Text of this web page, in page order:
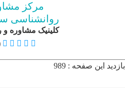
You
مرکز
روانشناسی
کلینیک مشاوره و
بازدید این صفحه : 989